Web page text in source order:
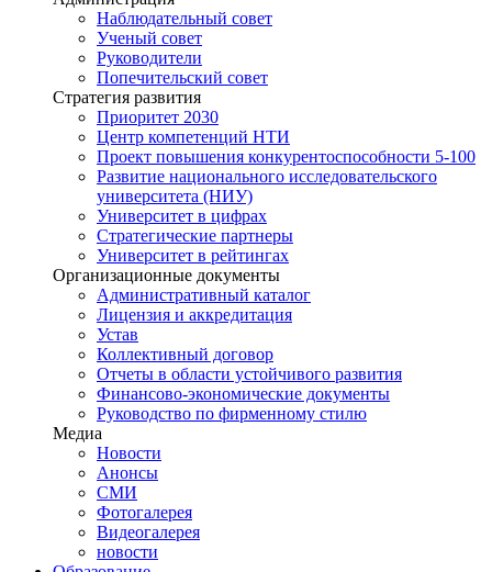
Наблюдательный совет
Ученый совет
Руководители
Попечительский совет
Стратегия развития
Приоритет 2030
Центр компетенций НТИ
Проект повышения конкурентоспособности 5-100
Развитие национального исследовательского
университета (НИУ)
Университет в цифрах
Стратегические партнеры
Университет в рейтингах
Организационные документы
Административный каталог
Лицензия и аккредитация
Устав
Коллективный договор
Отчеты в области устойчивого развития
Финансово-экономические документы
Руководство по фирменному стилю
Медиа
Новости
Анонсы
СМИ
Фотогалерея
Видеогалерея
новости